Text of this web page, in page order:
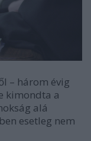
– három évig
kimondta a
alá
esetleg nem